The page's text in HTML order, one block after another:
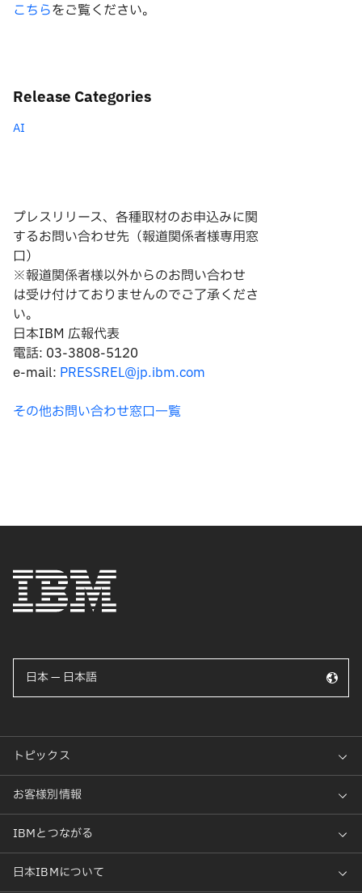
こちらをご覧ください。
Release Categories
AI
プレスリリース、各種取材のお申込みに関
するお問い合わせ先（報道関係者様専用窓
口）
※報道関係者様以外からのお問い合わせ
は受け付けておりませんのでご了承くださ
い。
日本IBM 広報代表
電話: 03-3808-5120
e-mail: PRESSREL@jp.ibm.com
その他お問い合わせ窓口一覧
日本 — 日本語